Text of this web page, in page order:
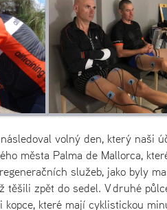
volný den, který naši
města Palma de Mallorca,
služeb, jako byly
těšili zpět do sedel. V druhé
kopce, které mají cyklistickou